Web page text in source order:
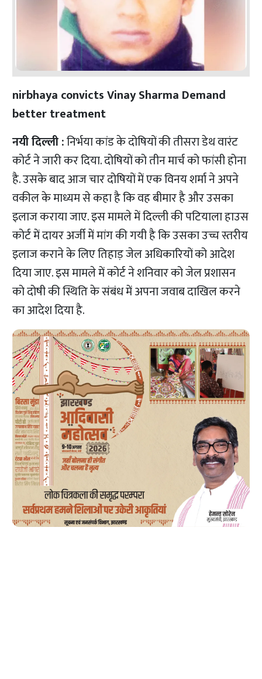
nirbhaya convicts Vinay Sharma Demand
better treatment
नयी दिल्ली :निर्भया कांड के दोषियों की तीसरा डेथ वारंट
कोर्ट ने जारी कर दिया. दोषियों को तीन मार्च को फांसी होना
है. उसके बाद आज चार दोषियों में एक विनय शर्मा ने अपने
वकील के माध्यम से कहा है कि वह बीमार है और उसका
इलाज कराया जाए. इस मामले में दिल्ली की पटियाला हाउस
कोर्ट में दायर अर्जी में मांग की गयी है कि उसका उच्च स्तरीय
इलाज कराने के लिए तिहाड़ जेल अधिकारियों को आदेश
दिया जाए. इस मामले में कोर्ट ने शनिवार को जेल प्रशासन
को दोषी की स्थिति के संबंध में अपना जवाब दाखिल करने
का आदेश दिया है.